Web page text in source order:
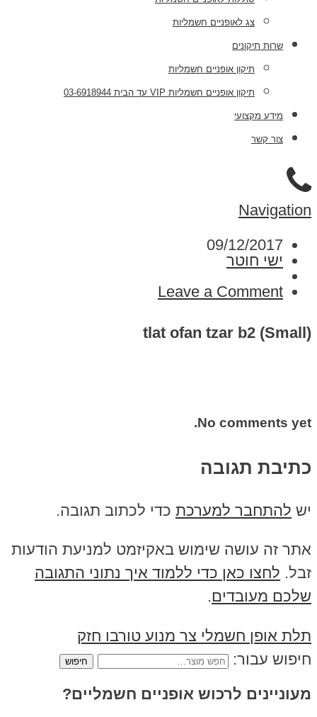
צג לאופניים חשמליות
שרות תיקונים
תיקון אופניים חשמליות
תיקון אופניים חשמליות VIP עד הבית 03-6918944
מידע מקצועי
צור קשר
Navigation
09/12/2017
ישי חוטר
Leave a Comment
tlat ofan tzar b2 (Small)
No comments yet.
כתיבת תגובה
יש להתחבר למערכת כדי לכתוב תגובה.
אתר זה עושה שימוש באקיזמט למניעת הודעות
זבל. לחצו כאן כדי ללמוד איך נתוני התגובה
שלכם מעובדים.
תלת אופן חשמלי צר מנוע טורבו חזק
חיפוש עבור:
מעוניינים לרכוש אופניים חשמליים?